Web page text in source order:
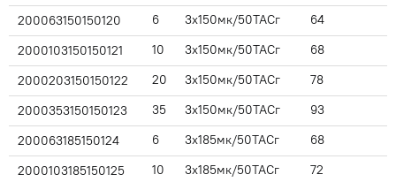
200063150150120 6 3x150мк/50ТАСг 64
2000103150150121 10 3x150мк/50ТАСг 68
2000203150150122 20 3x150мк/50ТАСг 78
2000353150150123 35 3x150мк/50ТАСг 93
200063185150124 6 3x185мк/50ТАСг 68
2000103185150125 10 3x185мк/50ТАСг 72